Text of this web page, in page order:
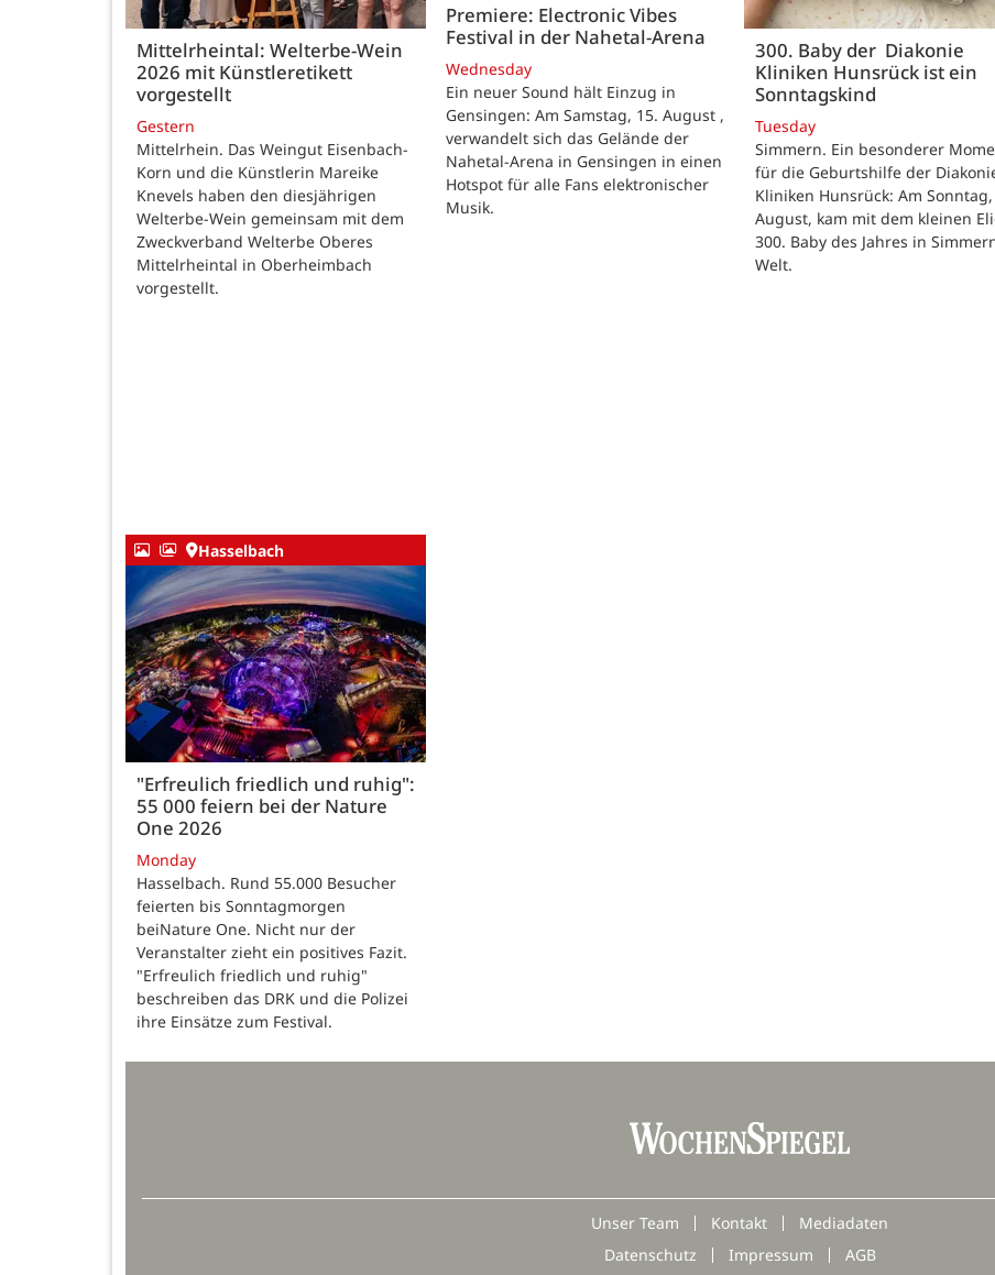
Mittelrheintal: Welterbe-Wein
2026 mit Künstleretikett
vorgestellt
Gestern
Mittelrhein. Das Weingut Eisenbach-
Korn und die Künstlerin Mareike
Knevels haben den diesjährigen
Welterbe-Wein gemeinsam mit dem
Zweckverband Welterbe Oberes
Mittelrheintal in Oberheimbach
vorgestellt.
Premiere: Electronic Vibes
Festival in der Nahetal-Arena
Wednesday
Ein neuer Sound hält Einzug in
Gensingen: Am Samstag, 15. August ,
verwandelt sich das Gelände der
Nahetal-Arena in Gensingen in einen
Hotspot für alle Fans elektronischer
Musik.
300. Baby der Diakonie
Kliniken Hunsrück ist ein
Sonntagskind
Tuesday
Simmern. Ein besonderer
für die Geburtshilfe der
Kliniken Hunsrück: Am Sonntag,
August, kam mit dem kleinen
300. Baby des Jahres in
Welt.
Hasselbach
"Erfreulich friedlich und ruhig":
55 000 feiern bei der Nature
One 2026
Monday
Hasselbach. Rund 55.000 Besucher
feierten bis Sonntagmorgen
beiNature One. Nicht nur der
Veranstalter zieht ein positives Fazit.
"Erfreulich friedlich und ruhig"
beschreiben das DRK und die Polizei
ihre Einsätze zum Festival.
Unser Team Kontakt
Mediadaten
Datenschutz
Impressum AGB